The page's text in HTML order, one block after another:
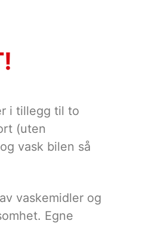
i tillegg til to
(uten
vask bilen så
vaskemidler og
Egne